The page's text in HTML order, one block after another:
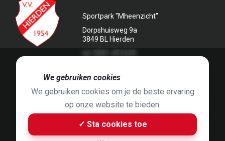
Sportpark "Mheenzicht"
Dorpshuisweg 9a
3849 BL Hierden
Jaap Hop & ontwerpen door
Built byBluey B.V.& Jelle de Haan
We gebruiken cookies
We gebruiken cookies om je de beste ervaring
op onze website te bieden.
✓ Sta cookies toe